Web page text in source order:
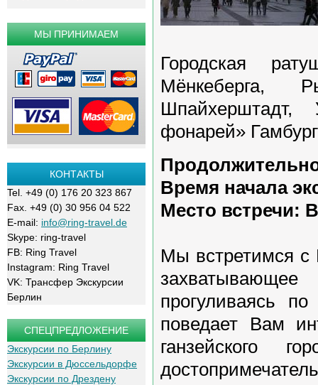
Городская
Мёнкеберга,
фонарей»
Время начала
Место встречи:
Мы встретимся с
прогуливаясь
поведает Вам
ганзейского
МЫ ПРИНИМАЕМ
КОНТАКТЫ
Tel. +49 (0) 176 20 323 867
Fax. +49 (0) 30 956 04 522
E-mail: info@ring-travel.de
Skype: ring-travel
FB: Ring Travel
Instagram: Ring Travel
VK: Трансфер Экскурсии
Берлин
СПЕЦПРЕДЛОЖЕНИЕ
Экскурсии по Берлину
Экскурсии в Дюссельдорфе
Экскурсии по Дрездену